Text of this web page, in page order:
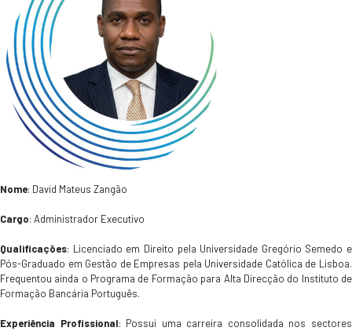
Nome: David Mateus Zangão
Cargo: Administrador Executivo
Qualificações: Licenciado em Direito pela Universidade Gregório Semedo e
Pós-Graduado em Gestão de Empresas pela Universidade Católica de Lisboa.
Frequentou ainda o Programa de Formação para Alta Direcção do Instituto de
Formação Bancária Português.
Experiência Profissional: Possui uma carreira consolidada nos sectores